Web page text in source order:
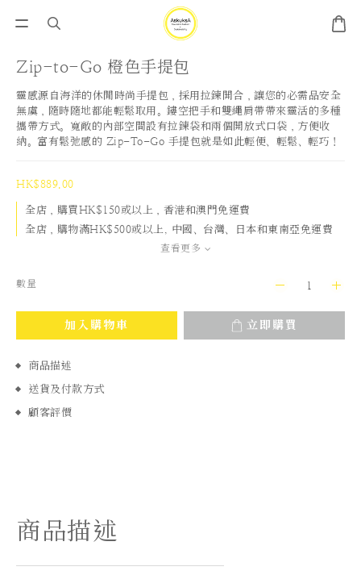
Zip-to-Go 橙色手提包
靈感源自海洋的休閒時尚手提包，採用拉鍊開合，讓您的必需品安全
無虞，隨時隨地都能輕鬆取用。鏤空把手和雙繩肩帶帶來靈活的多種
攜帶方式。寬敞的內部空間設有拉鍊袋和兩個開放式口袋，方便收
納。富有鬆弛感的 Zip-To-Go 手提包就是如此輕便、輕鬆、輕巧！
HK$889.00
全店，購買HK$150或以上，香港和澳門免運費
全店，購物滿HK$500或以上, 中國、台灣、日本和東南亞免運費
查看更多
數量
加入購物車 立即購買
商品描述
送貨及付款方式
顧客評價
商品描述